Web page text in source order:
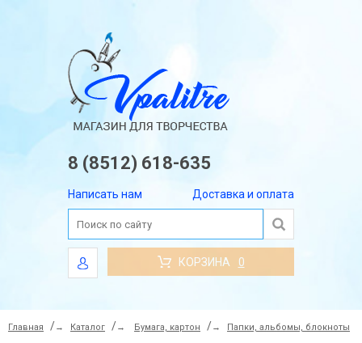
8 (8512) 618-635
Написать нам Доставка и оплата
КОРЗИНА 0
Главная → Каталог → Бумага, картон → Папки, альбомы, блокноты